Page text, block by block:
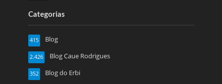
Categorias
Blog
415
Blog Caue Rodrigues
2.426
Blog do Erbi
352